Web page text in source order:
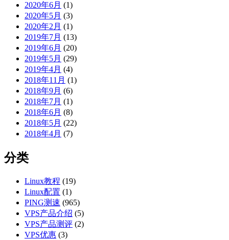
2020年6月 (1)
2020年5月 (3)
2020年2月 (1)
2019年7月 (13)
2019年6月 (20)
2019年5月 (29)
2019年4月 (4)
2018年11月 (1)
2018年9月 (6)
2018年7月 (1)
2018年6月 (8)
2018年5月 (22)
2018年4月 (7)
分类
Linux教程 (19)
Linux配置 (1)
PING测速 (965)
VPS产品介绍 (5)
VPS产品测评 (2)
VPS优惠 (3)